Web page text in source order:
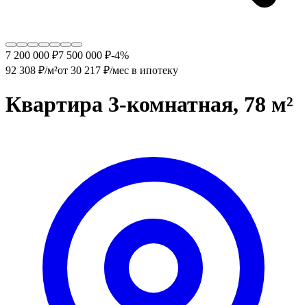
7 200 000 ₽7 500 000 ₽-4%
92 308 ₽/м²от 30 217 ₽/мес в ипотеку
Квартира 3-комнатная, 78 м²